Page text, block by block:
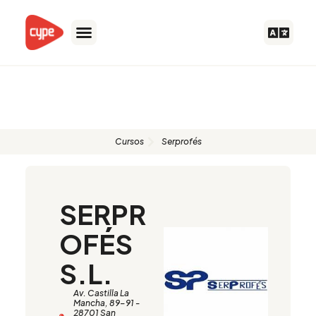
contenido
Cursos Serprofés
SERPR
OFÉS
S.L.
Av. Castilla La
Mancha, 89-91 -
28701 San